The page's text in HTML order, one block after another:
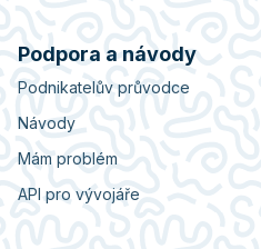
Podpora a návody
Podnikatelův průvodce
Návody
Mám problém
API pro vývojáře